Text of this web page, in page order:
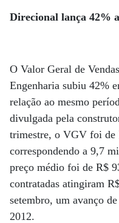
Direcional lança 42%
O Valor Geral de
Engenharia subiu 42%
relação ao mesmo
divulgada pela
trimestre, o VGV foi de
correspondendo a 9,7
preço médio foi de R$
contratadas atingiram
setembro, um avanço
2012.